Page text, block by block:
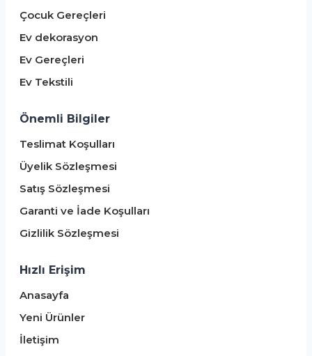
Çocuk Gereçleri
Ev dekorasyon
Ev Gereçleri
Ev Tekstili
Önemli Bilgiler
Teslimat Koşulları
Üyelik Sözleşmesi
Satış Sözleşmesi
Garanti ve İade Koşulları
Gizlilik Sözleşmesi
Hızlı Erişim
Anasayfa
Yeni Ürünler
İletişim